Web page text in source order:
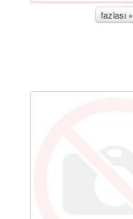
fazlası »